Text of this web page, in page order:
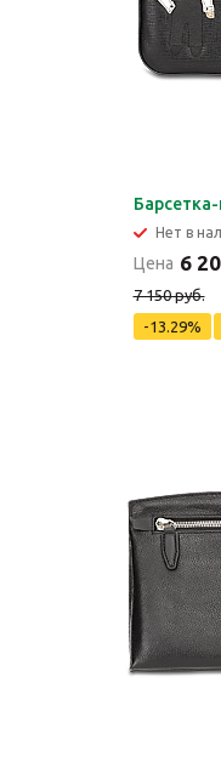
Нет в
Цена 6
7 150 руб.
-13.29%